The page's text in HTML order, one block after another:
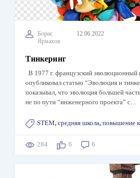
Борис
Ярмахов
12.06.2022
Тинкеринг
В 1977 г. французский эволюционный
опубликовал статью “Эволюция и
показывал, что эволюция большей
не по пути “инженерного проекта” с…
STEM, средняя школа, повышение
284 6 6